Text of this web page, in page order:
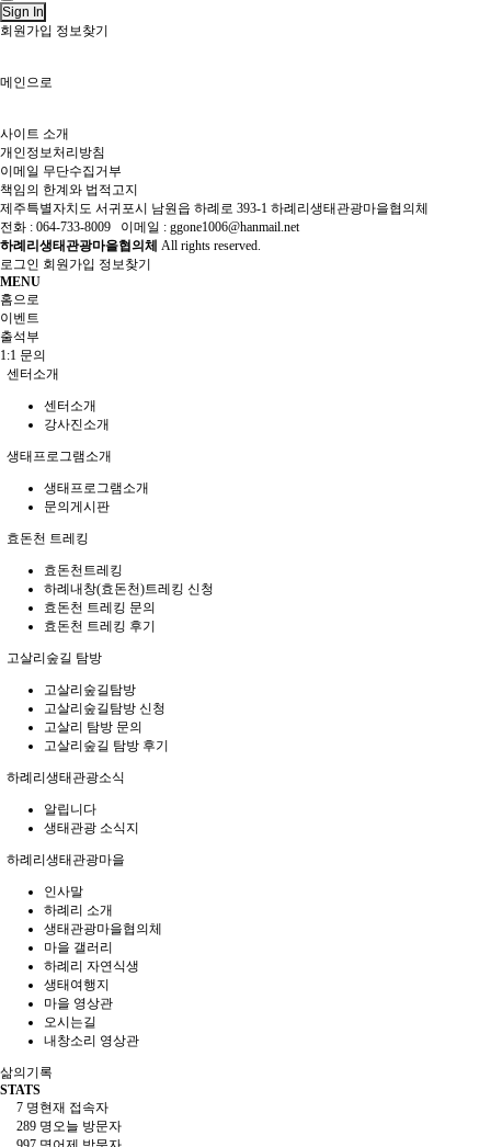
Sign In
회원가입 정보찾기
메인으로
사이트 소개
개인정보처리방침
이메일 무단수집거부
책임의 한계와 법적고지
제주특별자치도 서귀포시 남원읍 하례로 393-1 하례리생태관광마을협의체
전화 : 064-733-8009 이메일 : ggone1006@hanmail.net
하례리생태관광마을협의체 All rights reserved.
로그인 회원가입 정보찾기
MENU
홈으로
이벤트
출석부
1:1 문의
센터소개
센터소개
강사진소개
생태프로그램소개
생태프로그램소개
문의게시판
효돈천 트레킹
효돈천트레킹
하례내창(효돈천)트레킹 신청
효돈천 트레킹 문의
효돈천 트레킹 후기
고살리숲길 탐방
고살리숲길탐방
고살리숲길탐방 신청
고살리 탐방 문의
고살리숲길 탐방 후기
하례리생태관광소식
알립니다
생태관광 소식지
하례리생태관광마을
인사말
하례리 소개
생태관광마을협의체
마을 갤러리
하례리 자연식생
생태여행지
마을 영상관
오시는길
내창소리 영상관
삶의기록
STATS
7 명현재 접속자
289 명오늘 방문자